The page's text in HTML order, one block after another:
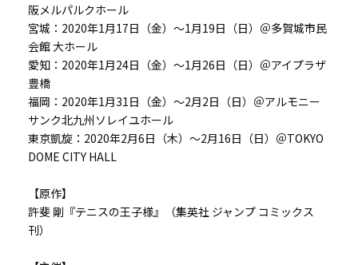
阪メルパルクホール
宮城：2020年1月17日（金）～1月19日（日）＠多賀城市民
会館 大ホール
愛知：2020年1月24日（金）～1月26日（日）＠アイプラザ
豊橋
福岡：2020年1月31日（金）～2月2日（日）＠アルモニー
サンク北九州ソレイユホール
東京凱旋：2020年2月6日（木）～2月16日（日）＠TOKYO
DOME CITY HALL
【原作】
許斐 剛『テニスの王子様』（集英社 ジャンプ コミックス
刊）